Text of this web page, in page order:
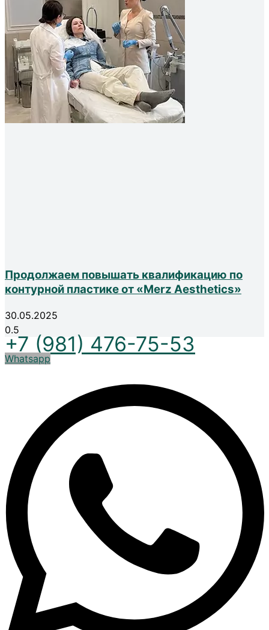
Продолжаем повышать квалификацию по
контурной пластике от «Merz Aesthetics»
30.05.2025
+7 (981) 476-75-53
Whatsapp